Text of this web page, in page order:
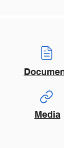
Media